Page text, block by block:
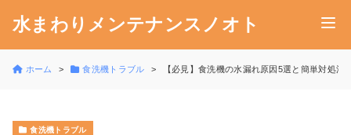
水まわりメンテナンスノオト
ホーム 食洗機トラブル 【必見】食洗機の水漏れ原因5選と簡単対処法
食洗機トラブル